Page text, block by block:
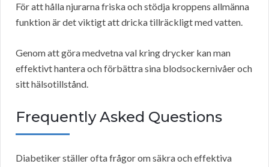
För att hålla njurarna friska och stödja kroppens allmänna
funktion är det viktigt att dricka tillräckligt med vatten.
Genom att göra medvetna val kring drycker kan man
effektivt hantera och förbättra sina blodsockernivåer och
sitt hälsotillstånd.
Frequently Asked Questions
Diabetiker ställer ofta frågor om säkra och effektiva